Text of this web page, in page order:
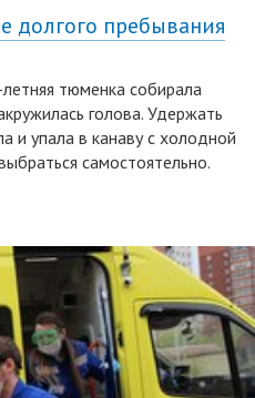
долгого пребывания
тюменка собирала
голова. Удержать
и упала в канаву с холодной
самостоятельно.